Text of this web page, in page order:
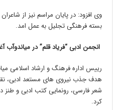
وی افزود: در پایان مراسم نیز از
بسته فرهنگی تجلیل به عمل امد.
انجمن ادبی “فریاد قلم” در میاندوآب
رییس اداره فرهنگ و ارشاد اسلامی
هدف جذب نیروی های مستعد ادبی،
شعر فارسی، رونمایی کتب ادبی و طنز
کرد.